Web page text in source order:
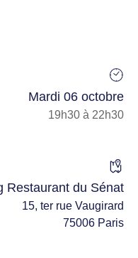
Mardi 06 octobre
19h30 à 22h30
Restaurant du Sénat
15, ter rue Vaugirard
75006 Paris